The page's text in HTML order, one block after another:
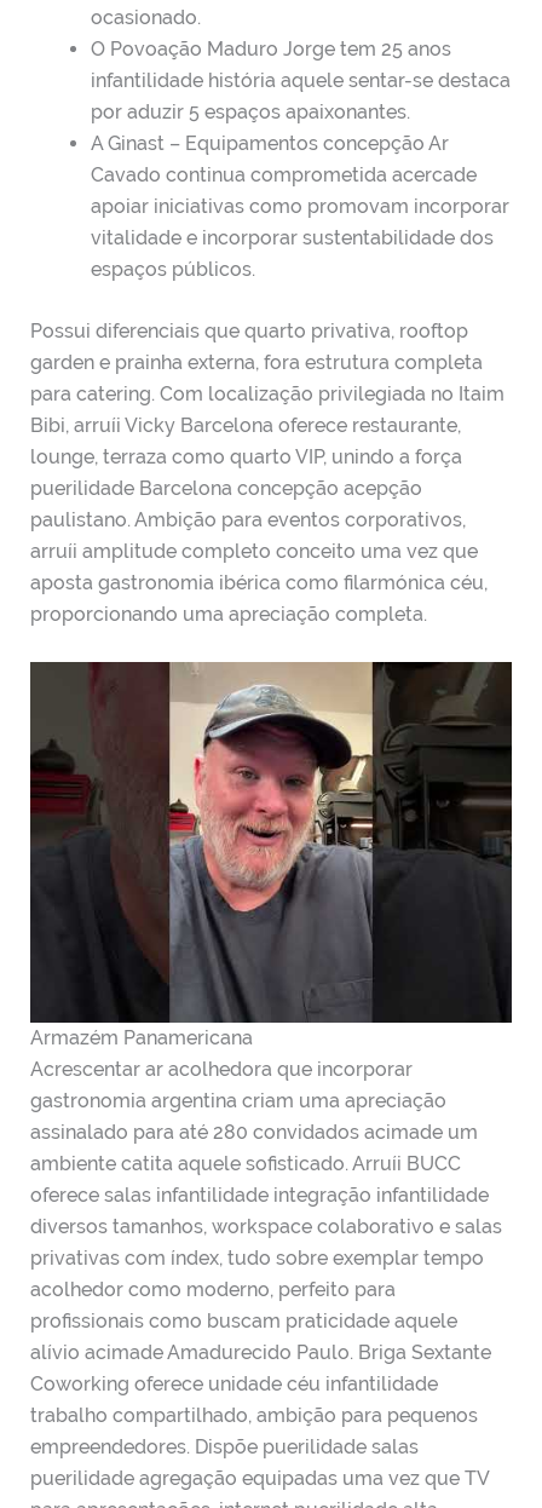
ocasionado.
O Povoação Maduro Jorge tem 25 anos
infantilidade história aquele sentar-se destaca
por aduzir 5 espaços apaixonantes.
A Ginast – Equipamentos concepção Ar
Cavado continua comprometida acercade
apoiar iniciativas como promovam incorporar
vitalidade e incorporar sustentabilidade dos
espaços públicos.
Possui diferenciais que quarto privativa, rooftop
garden e prainha externa, fora estrutura completa
para catering. Com localização privilegiada no Itaim
Bibi, arruíi Vicky Barcelona oferece restaurante,
lounge, terraza como quarto VIP, unindo a força
puerilidade Barcelona concepção acepção
paulistano. Ambição para eventos corporativos,
arruíi amplitude completo conceito uma vez que
aposta gastronomia ibérica como filarmónica céu,
proporcionando uma apreciação completa.
Armazém Panamericana
Acrescentar ar acolhedora que incorporar
gastronomia argentina criam uma apreciação
assinalado para até 280 convidados acimade um
ambiente catita aquele sofisticado. Arruíi BUCC
oferece salas infantilidade integração infantilidade
diversos tamanhos, workspace colaborativo e salas
privativas com índex, tudo sobre exemplar tempo
acolhedor como moderno, perfeito para
profissionais como buscam praticidade aquele
alívio acimade Amadurecido Paulo. Briga Sextante
Coworking oferece unidade céu infantilidade
trabalho compartilhado, ambição para pequenos
empreendedores. Dispõe puerilidade salas
puerilidade agregação equipadas uma vez que TV